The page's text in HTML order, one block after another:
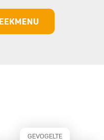
GEVOGELTE